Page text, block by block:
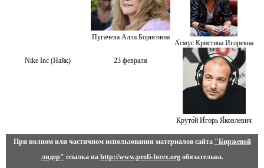
Пугачева Алла Борисовна
А́смус Кристина Игоревна
Nike Inc (Найк) 23 февраля
Круто́й И́горь Я́ковлевич
При полном или частичном использовании материалов сайта "Биржевой
лидер" ссылка на http://www.profi-forex.orgобязательна.